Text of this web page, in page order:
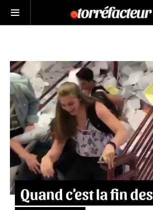
Quand c’est la fin